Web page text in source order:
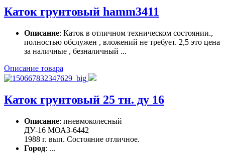
Каток грунтовый hamm3411
Описание: Каток в отличном техническом состоянии.,
полностью обслужен , вложений не требует. 2,5 это цена
за наличные , безналичный ...
Описание товара
Каток грунтовый 25 тн. ду 16
Описание: пневмоколесный
ДУ-16 МОАЗ-6442
1988 г. вып. Состояние отличное.
Город: ...